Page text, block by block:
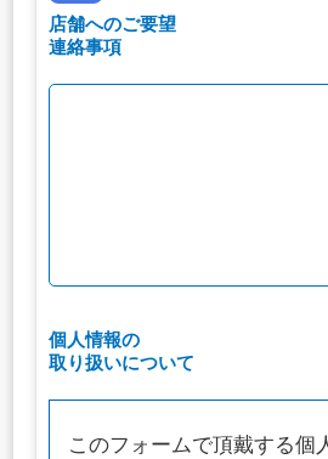
店舗へのご要望
連絡事項
個人情報の
取り扱いについて
このフォームで頂戴する個